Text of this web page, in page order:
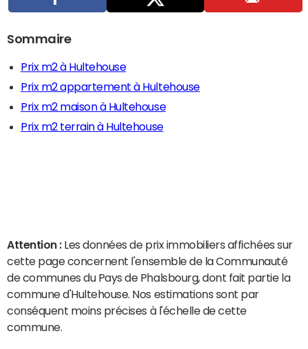
Sommaire
Prix m2 à Hultehouse
Prix m2 appartement à Hultehouse
Prix m2 maison à Hultehouse
Prix m2 terrain à Hultehouse
Attention : Les données de prix immobiliers affichées sur
cette page concernent l'ensemble de la Communauté
de communes du Pays de Phalsbourg, dont fait partie la
commune d'Hultehouse. Nos estimations sont par
conséquent moins précises à l'échelle de cette
commune.